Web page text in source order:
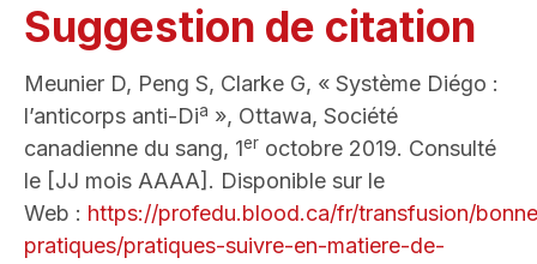
Suggestion de citation
Meunier D, Peng S, Clarke G, « Système Diégo :
l’anticorps anti-Dia », Ottawa, Société
canadienne du sang, 1er octobre 2019. Consulté
le [JJ mois AAAA]. Disponible sur le
Web : https://profedu.blood.ca/fr/transfusion/
pratiques/pratiques-suivre-en-matiere-de-